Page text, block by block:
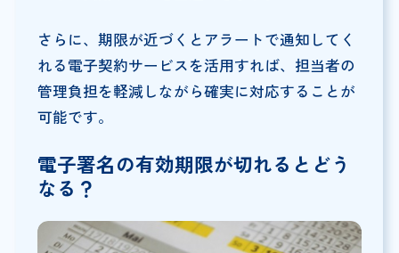
さらに、期限が近づくとアラートで通知してく
れる電子契約サービスを活用すれば、担当者の
管理負担を軽減しながら確実に対応することが
可能です。
電子署名の有効期限が切れるとどう
なる？